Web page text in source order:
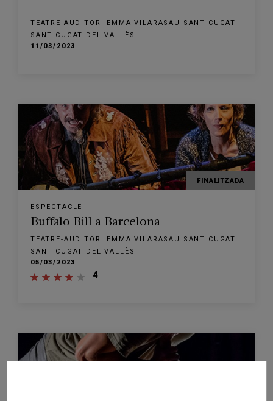
TEATRE-AUDITORI EMMA VILARASAU SANT CUGAT
SANT CUGAT DEL VALLÈS
11/03/2023
FINALITZADA
ESPECTACLE
Buffalo Bill a Barcelona
TEATRE-AUDITORI EMMA VILARASAU SANT CUGAT
SANT CUGAT DEL VALLÈS
05/03/2023
4